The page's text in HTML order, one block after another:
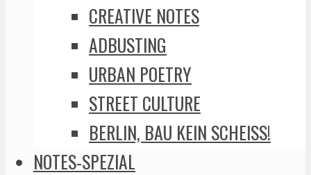
CREATIVE NOTES
ADBUSTING
URBAN POETRY
STREET CULTURE
BERLIN, BAU KEIN SCHEISS!
NOTES-SPEZIAL